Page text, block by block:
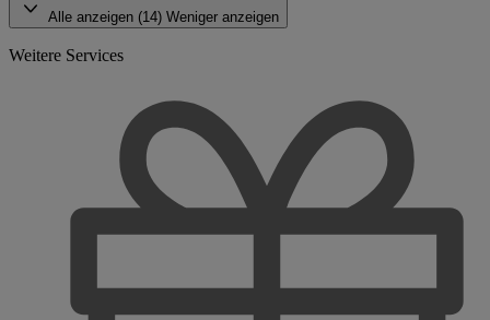
Alle anzeigen (14) Weniger anzeigen
Weitere Services